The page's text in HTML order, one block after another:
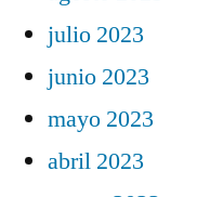
julio 2023
junio 2023
mayo 2023
abril 2023